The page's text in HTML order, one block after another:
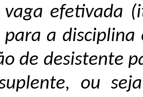
efetivada
para a disciplina
de desistente
ou